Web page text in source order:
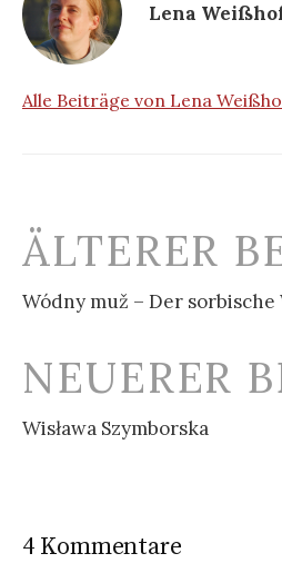
Lena
Alle Beiträge von Lena
Beitrags-
ÄLTERER
Wódny muž – Der sorbische
NEUERER
Wisława Szymborska
4 Kommentare